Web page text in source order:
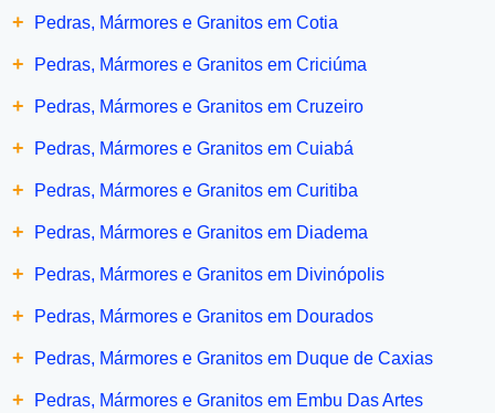
+ Pedras, Mármores e Granitos em Cotia
+ Pedras, Mármores e Granitos em Criciúma
+ Pedras, Mármores e Granitos em Cruzeiro
+ Pedras, Mármores e Granitos em Cuiabá
+ Pedras, Mármores e Granitos em Curitiba
+ Pedras, Mármores e Granitos em Diadema
+ Pedras, Mármores e Granitos em Divinópolis
+ Pedras, Mármores e Granitos em Dourados
+ Pedras, Mármores e Granitos em Duque de Caxias
+ Pedras, Mármores e Granitos em Embu Das Artes